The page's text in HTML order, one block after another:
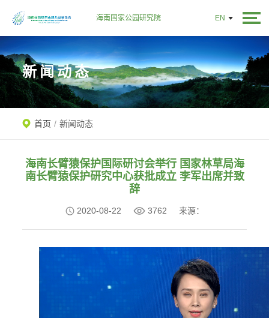
EN
海南国家公园研究院
新闻动态
首页 / 新闻动态
海南长臂猿保护国际研讨会举行 国家林草局海
南长臂猿保护研究中心获批成立 李军出席并致
辞
2020-08-22 3762 来源：